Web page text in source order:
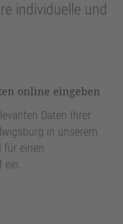
individuelle und
online eingeben
Daten Ihrer
in unserem
für einen
ein.